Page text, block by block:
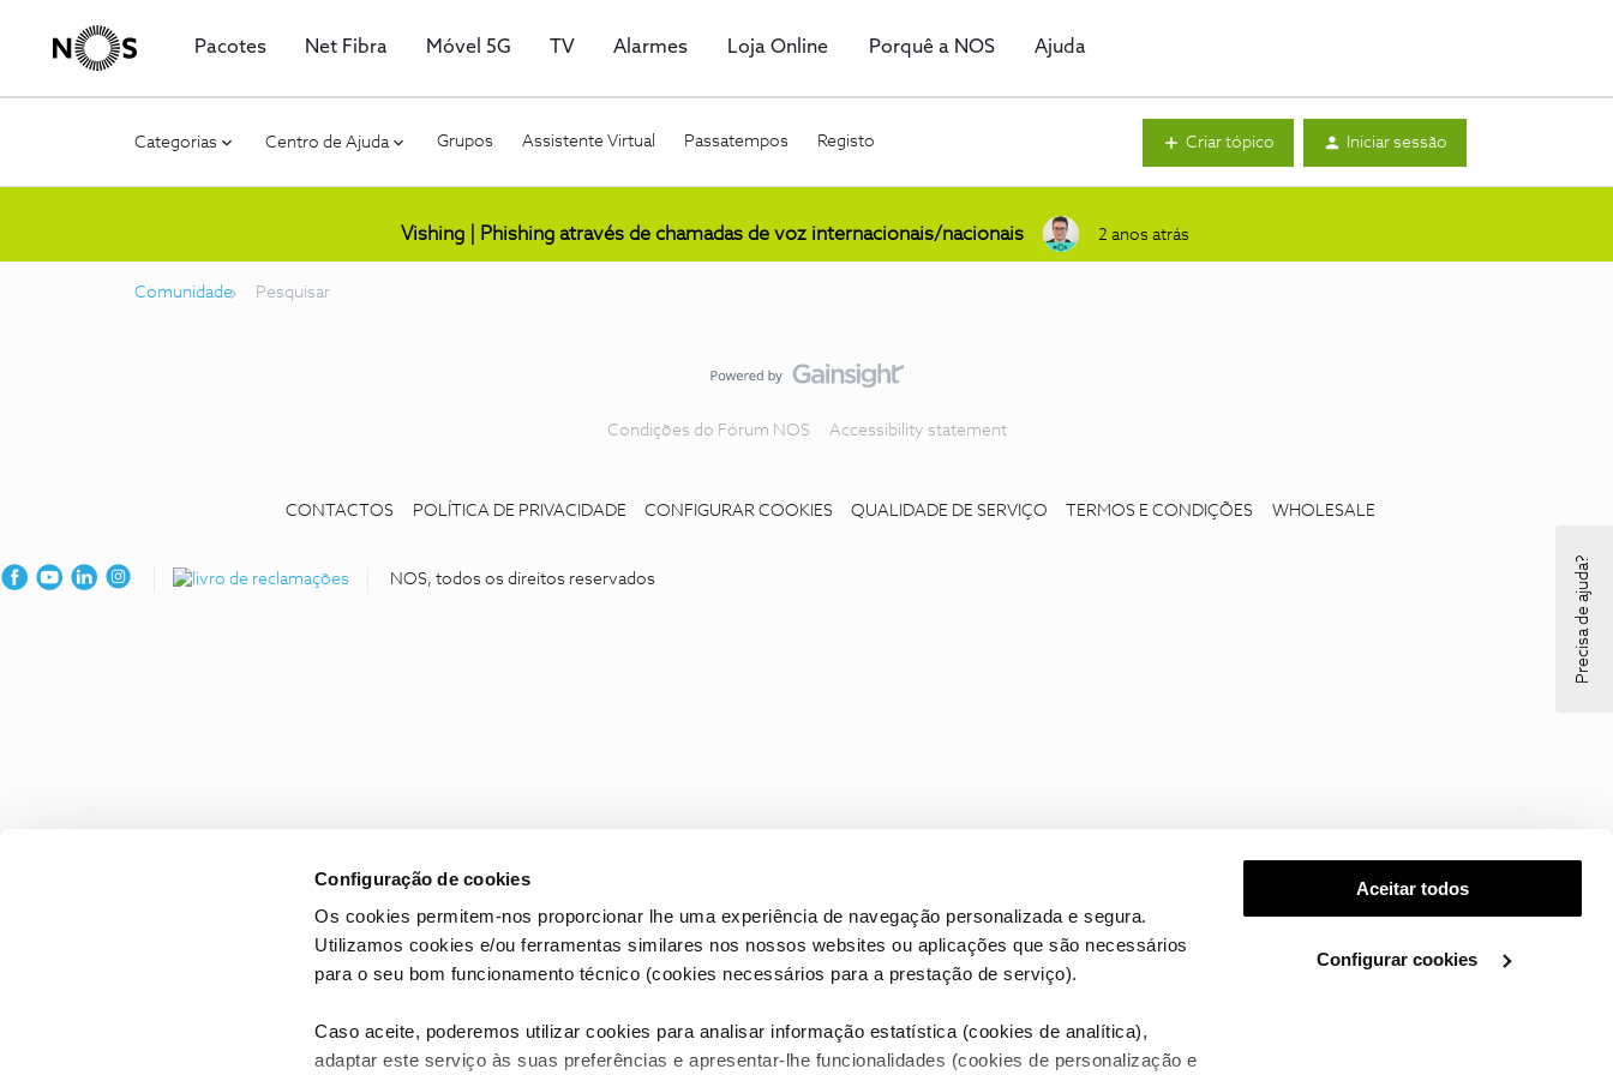
Configuração de cookies
Os cookies permitem-nos proporcionar lhe uma experiência de navegação personalizada e segura.
Utilizamos cookies e/ou ferramentas similares nos nossos websites ou aplicações que são necessários
para o seu bom funcionamento técnico (cookies necessários para a prestação de serviço).
Caso aceite, poderemos utilizar cookies para analisar informação estatística (cookies de analítica),
adaptar este serviço às suas preferências e apresentar-lhe funcionalidades (cookies de personalização e
Aceitar todos
Configurar cookies
Pacotes Net Fibra Móvel 5G TV Alarmes Loja Online Porquê a NOS Ajuda
Categorias Centro de Ajuda Grupos Assistente Virtual Passatempos Registo Criar tópico Iniciar sessão
Vishing | Phishing através de chamadas de voz internacionais/nacionais 2 anos atrás
Comunidade Pesquisar
Condições do Fórum NOS Accessibility statement
CONTACTOS POLÍTICA DE PRIVACIDADE CONFIGURAR COOKIES QUALIDADE DE SERVIÇO TERMOS E CONDIÇÕES WHOLESALE
NOS, todos os direitos reservados Precisa de ajuda?